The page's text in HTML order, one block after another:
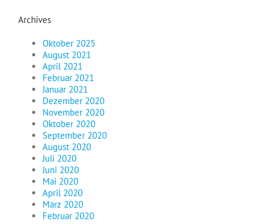
Archives
Oktober 2025
August 2021
April 2021
Februar 2021
Januar 2021
Dezember 2020
November 2020
Oktober 2020
September 2020
August 2020
Juli 2020
Juni 2020
Mai 2020
April 2020
März 2020
Februar 2020